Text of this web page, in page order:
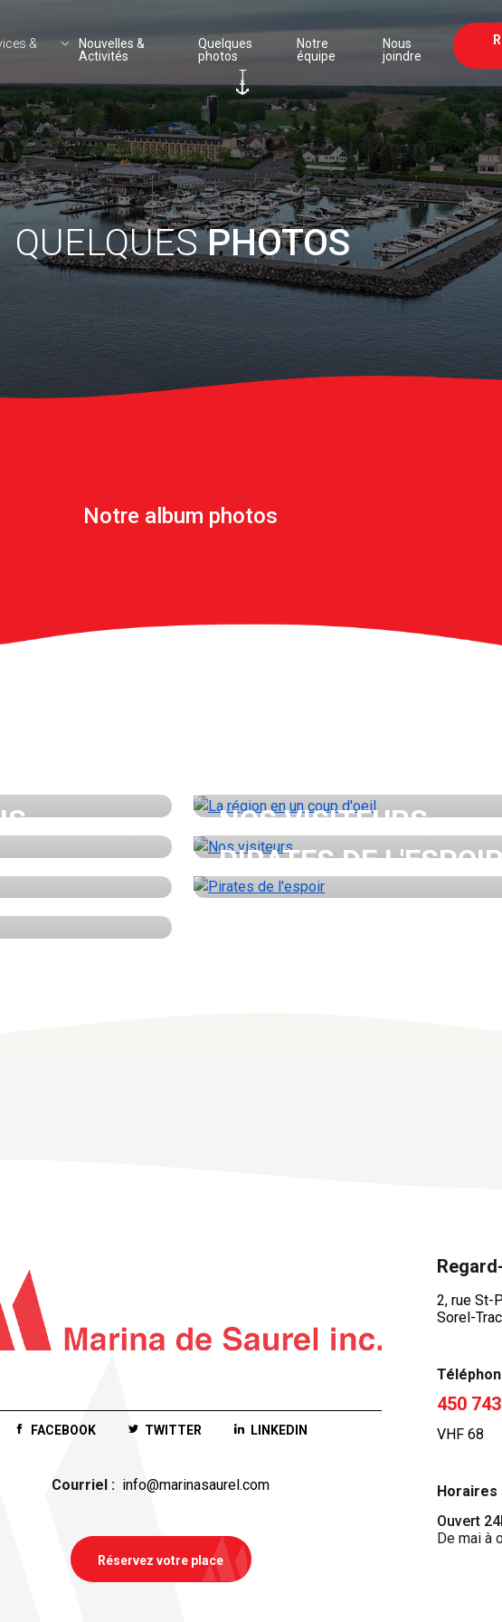
&
Nouvelles &
Activités
Quelques
photos
Notre
équipe
Nous
joindre
QUELQUES PHOTOS
Notre album photos
NOS VISITEURS
PIRATES DE
FACEBOOK TWITTER LINKEDIN
Courriel : info@marinasaurel.com
Réservez votre place
2, rue St-
Sorel-
450
VHF 68
Horaires
Ouvert
De mai à